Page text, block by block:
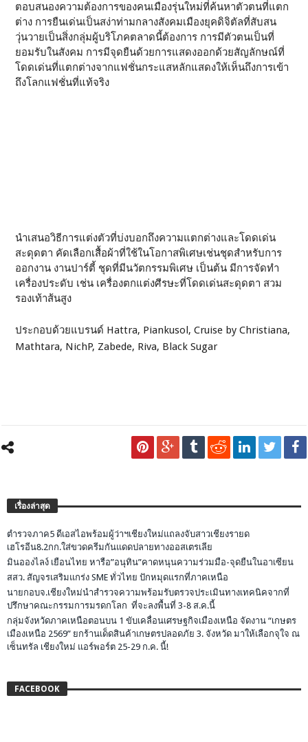
ตอบสนองความต้องการของคนเมืองรุ่นใหม่ที่ค้นหาตัวตนที่แตก
ต่าง การยืนเด่นเป็นสง่าท่ามกลางสังคมเมืองยุคดิจิตัลที่สับสน
วุ่นวายเป็นสิ่งกลุ่มผู้บริโภคตลาดนี้ต้องการ การมีตัวตนเป็นที่
ยอมรับในสังคม การมีจุดยืนด้วยการแสดงออกด้วยสัญลักษณ์ที่
โดดเด่นที่แตกต่างจากแฟชั่นกระแสหลักแสดงให้เห็นถึงการเข้า
ถึงโลกแฟชั่นที่แท้จริง
นำเสนอวิธีการแต่งตัวที่บ่งบอกถึงความแตกต่างและโดดเด่น
สะดุดตา คัดเลือกเสื้อผ้าที่ใช้ในโอกาสพิเศษเช่นชุดสำหรับการ
ออกงาน งานปาร์ตี้ ชุดที่มีนวัตกรรมพิเศษ เป็นต้น มีการจัดทำ
เครื่องประดับ เช่น เครื่องตกแต่งศีรษะที่โดดเด่นสะดุดตา สวม
รองเท้าส้นสูง
ประกอบด้วยแบรนด์ Hattra, Piankusol, Cruise by Christiana,
Mathtara, NichP, Zabede, Riva, Black Sugar
เรื่องล่าสุด
ตำรวจภาค5 ดีเอสไอพร้อมผู้ว่าฯเชียงใหม่แถลงจับสาวเชียงรายด
เฮโรอีน8.2กก.ใส่ขวดครีมกันแดดปลายทางออสเตรเลีย
มินอองไลง์ เยือนไทย หารือ”อนุทิน”คาดหนุนความร่วมมือ-จุดยืนในอาเซียน
สสว. สัญจรเสริมแกร่ง SME ทั่วไทย ปักหมุดแรกที่ภาคเหนือ
นายกอบจ.เชียงใหม่นำสำรวจความพร้อมรับตรวจประเมินทางเทคนิคจากที่
ปรึกษาคณะกรรมการมรดกโลก ที่จะลงพื้นที่ 3-8 ส.ค.นี้
กลุ่มจังหวัดภาคเหนือตอนบน 1 ขับเคลื่อนเศรษฐกิจเมืองเหนือ จัดงาน “เกษตร
เมืองเหนือ 2569” ยกร้านเด็ดสินค้าเกษตรปลอดภัย 3. จังหวัด มาให้เลือกจุใจ ณ
เซ็นทรัล เชียงใหม่ แอร์พอร์ต 25-29 ก.ค. นี้!
FACEBOOK